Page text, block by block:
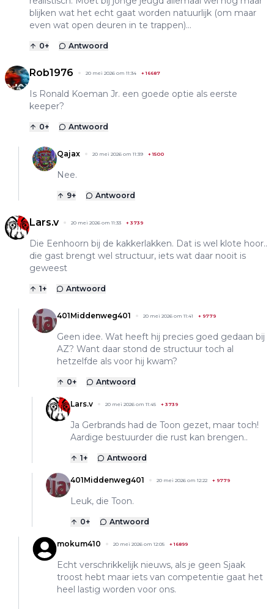
blijken wat het echt gaat worden natuurlijk (om maar
even wat open deuren in te trappen)…
0+ Antwoord
Rob1976 20 mei 2026 om 11:34 +16687
Is Ronald Koeman Jr. een goede optie als eerste
keeper?
0+ Antwoord
Qajax 20 mei 2026 om 11:39 +1500
Nee.
9+ Antwoord
Lars.v 20 mei 2026 om 11:33 + 3739
Die Eenhoorn bij de kakkerlakken. Dat is wel klote hoor..
die gast brengt wel structuur, iets wat daar nooit is
geweest
1+ Antwoord
401Middenweg401 20 mei 2026 om 11:41 + 9779
Geen idee. Wat heeft hij precies goed gedaan bij
AZ? Want daar stond de structuur toch al
hetzelfde als voor hij kwam?
0+ Antwoord
Lars.v 20 mei 2026 om 11:45 + 3739
Ja Gerbrands had de Toon gezet, maar toch!
Aardige bestuurder die rust kan brengen..
1+ Antwoord
401Middenweg401 20 mei 2026 om 12:22 + 9779
Leuk, die Toon.
0+ Antwoord
mokum410 20 mei 2026 om 12:05 +16899
Echt verschrikkelijk nieuws, als je geen Sjaak
troost hebt maar iets van competentie gaat het
heel lastig worden voor ons.